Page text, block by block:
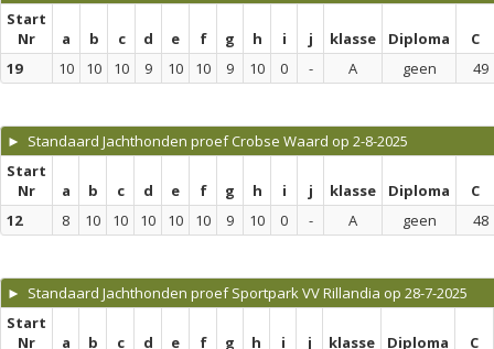
Start
Nr
a b c d e f g h i j klasse Diploma
C
19
10 10 10 9 10 10 9 10 0 - A geen 49
► Standaard Jachthonden proef Crobse Waard op 2-8-2025
Start
Nr
a b c d e f g h i j klasse Diploma
C
12
8 10 10 10 10 10 9 10 0 - A geen 48
► Standaard Jachthonden proef Sportpark VV Rillandia op 28-7-2025
Start
Nr
a b c d e f g h i j klasse Diploma
C